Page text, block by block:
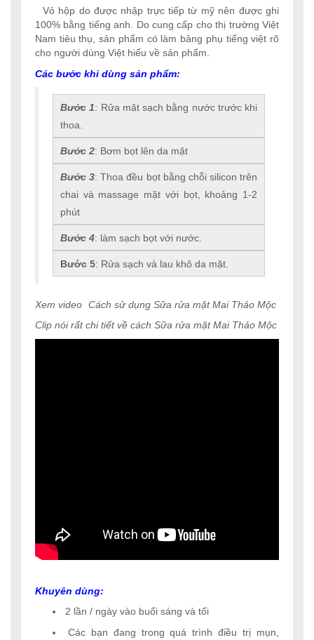
Vỏ hộp do được nhập trực tiếp từ mỹ nên được ghi
100% bằng tiếng anh. Do cung cấp cho thị trường Việt
Nam tiêu thụ, sản phẩm có làm bảng phụ tiếng việt rõ
cho người dùng Việt hiểu về sản phẩm.
Các bước khi dùng sản phẩm:
Bước 1: Rửa mặt sạch bằng nước trước khi
thoa.
Bước 2: Bơm bọt lên da mặt
Bước 3: Thoa đều bọt bằng chỗi silicon trên
chai và massage mặt với bọt, khoảng 1-2
phút
Bước 4: làm sạch bọt với nước.
Bước 5: Rửa sạch và lau khô da mặt.
Xem video Cách sử dụng Sữa rửa mặt Mai Thảo Mộc
Clip nói rất chi tiết về cách Sữa rửa mặt Mai Thảo Mộc
Khuyên dùng:
2 lần / ngày vào buổi sáng và tối
Các bạn đang trong quá trình điều trị mụn,